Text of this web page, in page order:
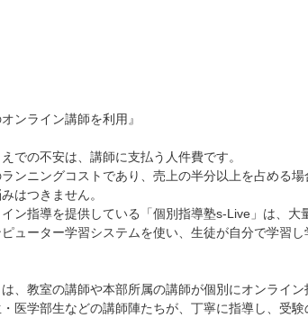
ンライン講師を利用』
での不安は、講師に支払う人件費です。
ランニングコストであり、売上の半分以上を占める
はつきません。
ン指導を提供している「個別指導塾s-Live」は、大
ューター学習システムを使い、生徒が自分で学習
、教室の講師や本部所属の講師が個別にオンライン
医学部生などの講師陣たちが、丁寧に指導し、受